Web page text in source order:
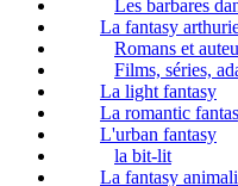
Les barbares
La fantasy
Romans et
Films, séries,
La light fantasy
La romantic
L'urban fantasy
la bit-lit
La fantasy